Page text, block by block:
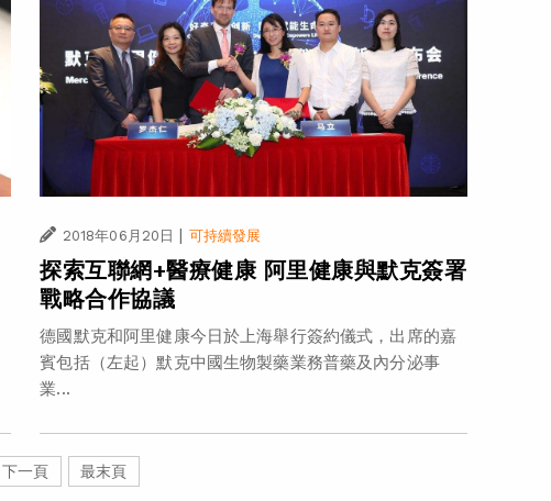
2018年06月20日 | 可持續發展
探索互聯網+醫療健康 阿里健康與默克簽署
戰略合作協議
德國默克和阿里健康今日於上海舉行簽約儀式，出席的嘉
賓包括（左起）默克中國生物製藥業務普藥及內分泌事
業...
下一頁 最末頁